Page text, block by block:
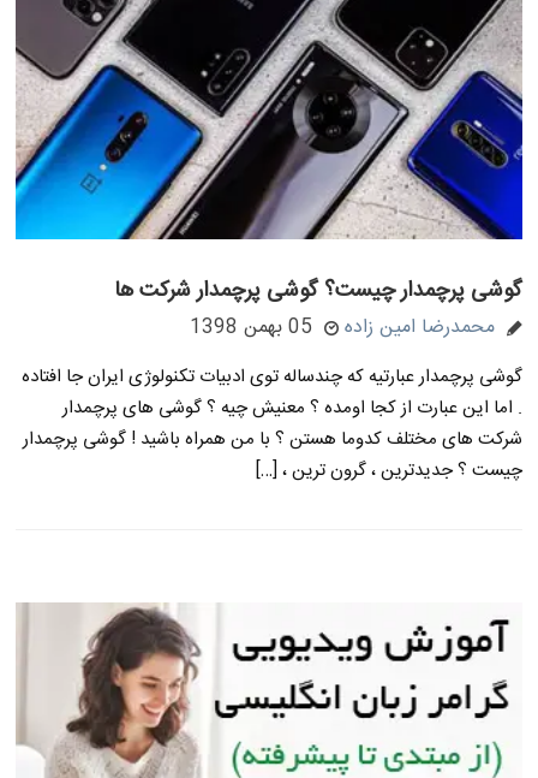
گوشی پرچمدار چیست؟ گوشی پرچمدار شرکت ها
محمدرضا امین زاده 05 بهمن 1398
گوشی پرچمدار عبارتیه که چندساله توی ادبیات تکنولوژی ایران جا افتاده
. اما این عبارت از کجا اومده ؟ معنیش چیه ؟ گوشی های پرچمدار
شرکت های مختلف کدوما هستن ؟ با من همراه باشید ! گوشی پرچمدار
چیست ؟ جدیدترین ، گرون ترین ، […]